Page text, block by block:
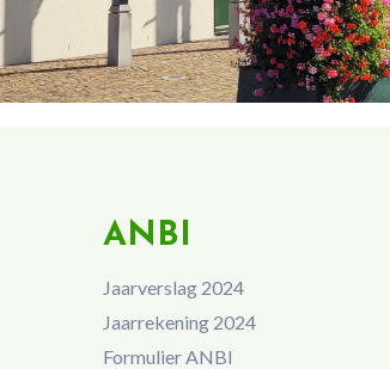
ANBI
Jaarverslag 2024
Jaarrekening 2024
Formulier ANBI